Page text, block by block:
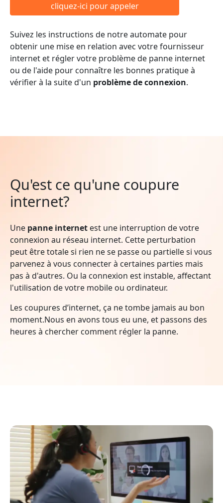
cliquez-ici pour appeler
Suivez les instructions de notre automate pour
obtenir une mise en relation avec votre fournisseur
internet et régler votre problème de panne internet
ou de l'aide pour connaître les bonnes pratique à
vérifier à la suite d'un problème de connexion.
Qu'est ce qu'une coupure
internet?
Une panne internet est une interruption de votre
connexion au réseau internet. Cette perturbation
peut être totale si rien ne se passe ou partielle si vous
parvenez à vous connecter à certaines parties mais
pas à d'autres. Ou la connexion est instable, affectant
l'utilisation de votre mobile ou ordinateur.
Les coupures d’internet, ça ne tombe jamais au bon
moment.Nous en avons tous eu une, et passons des
heures à chercher comment régler la panne.